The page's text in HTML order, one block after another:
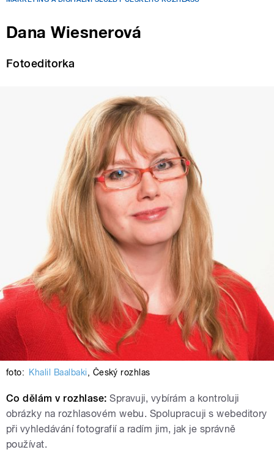
Dana Wiesnerová
Fotoeditorka
foto: Khalil Baalbaki, Český rozhlas
Co dělám v rozhlase: Spravuji, vybírám a kontroluji
obrázky na rozhlasovém webu. Spolupracuji s webeditory
při vyhledávání fotografií a radím jim, jak je správně
používat.